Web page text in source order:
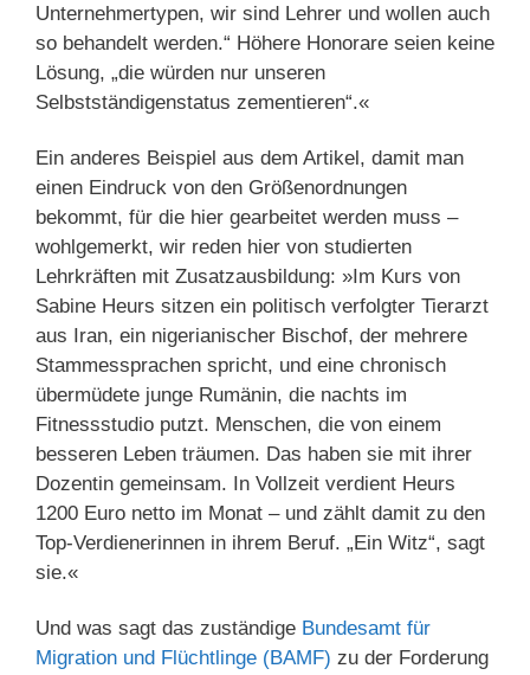
Unternehmertypen, wir sind Lehrer und wollen auch
so behandelt werden.“ Höhere Honorare seien keine
Lösung, „die würden nur unseren
Selbstständigenstatus zementieren“.«
Ein anderes Beispiel aus dem Artikel, damit man
einen Eindruck von den Größenordnungen
bekommt, für die hier gearbeitet werden muss –
wohlgemerkt, wir reden hier von studierten
Lehrkräften mit Zusatzausbildung: »Im Kurs von
Sabine Heurs sitzen ein politisch verfolgter Tierarzt
aus Iran, ein nigerianischer Bischof, der mehrere
Stammessprachen spricht, und eine chronisch
übermüdete junge Rumänin, die nachts im
Fitnessstudio putzt. Menschen, die von einem
besseren Leben träumen. Das haben sie mit ihrer
Dozentin gemeinsam. In Vollzeit verdient Heurs
1200 Euro netto im Monat – und zählt damit zu den
Top-Verdienerinnen in ihrem Beruf. „Ein Witz“, sagt
sie.«
Und was sagt das zuständige Bundesamt für
Migration und Flüchtlinge (BAMF) zu der Forderung